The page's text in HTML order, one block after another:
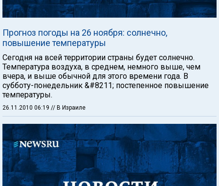
Прогноз погоды на 26 ноября: солнечно,
повышение температуры
Сегодня на всей территории страны будет солнечно.
Температура воздуха, в среднем, немного выше, чем
вчера, и выше обычной для этого времени года. В
субботу-понедельник &#8211; постепенное повышение
температуры.
26.11.2010 06:19 // В Израиле